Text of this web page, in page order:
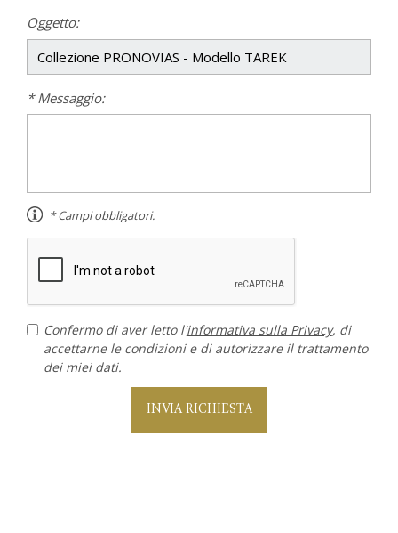
Oggetto:
* Messaggio:
* Campi obbligatori.
Confermo di aver letto l'informativa sulla Privacy, di
accettarne le condizioni e di autorizzare il trattamento
dei miei dati.
INVIA RICHIESTA